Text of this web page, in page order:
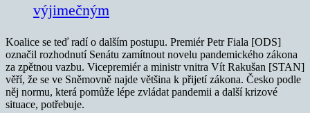
výjimečným
Koalice se teď radí o dalším postupu. Premiér Petr Fiala [ODS]
označil rozhodnutí Senátu zamítnout novelu pandemického zákona
za zpětnou vazbu. Vicepremiér a ministr vnitra Vít Rakušan [STAN]
věří, že se ve Sněmovně najde většina k přijetí zákona. Česko podle
něj normu, která pomůže lépe zvládat pandemii a další krizové
situace, potřebuje.